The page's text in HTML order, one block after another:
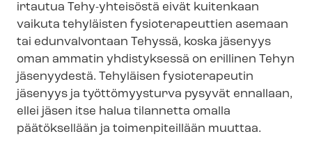
irtautua Tehy-yhteisöstä eivät kuitenkaan
vaikuta tehyläisten fysioterapeuttien asemaan
tai edunvalvontaan Tehyssä, koska jäsenyys
oman ammatin yhdistyksessä on erillinen Tehyn
jäsenyydestä. Tehyläisen fysioterapeutin
jäsenyys ja työttömyysturva pysyvät ennallaan,
ellei jäsen itse halua tilannetta omalla
päätöksellään ja toimenpiteillään muuttaa.